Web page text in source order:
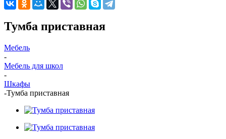
Тумба приставная
Мебель
-
Мебель для школ
-
Шкафы
-Тумба приставная